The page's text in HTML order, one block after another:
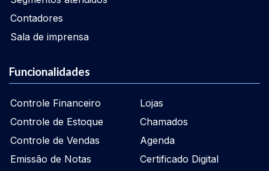
Contadores
Sala de imprensa
Funcionalidades
Controle Financeiro
Controle de Estoque
Controle de Vendas
Emissão de Notas
Lojas
Chamados
Agenda
Certificado Digital